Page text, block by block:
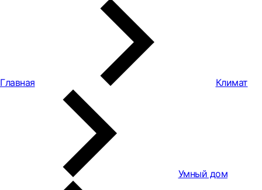
Главная Климат
Умный дом